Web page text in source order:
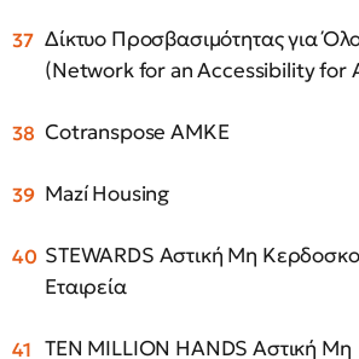
Δίκτυο Προσβασιμότητας για
(Network for an Accessibility for
Cotranspose ΑΜΚΕ
Mazí Housing
STEWARDS Αστική Μη
Εταιρεία
TEN MILLION HANDS Αστική Μη